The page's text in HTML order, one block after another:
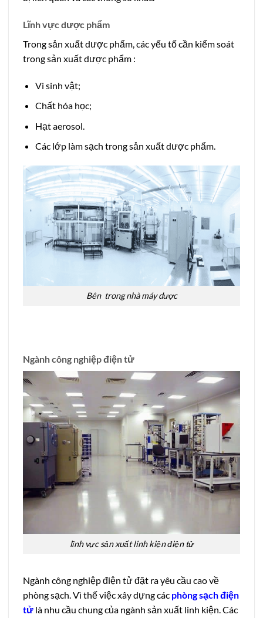
Lĩnh vực dược phẩm
Trong sản xuất dược phẩm, các yếu tố cần kiểm soát
trong sản xuất dược phẩm :
Vi sinh vật;
Chất hóa học;
Hạt aerosol.
Các lớp làm sạch trong sản xuất dược phẩm.
Bên trong nhà máy dược
Ngành công nghiệp điện tử
lĩnh vực sản xuất linh kiện điện tử
Ngành công nghiệp điện tử đặt ra yêu cầu cao về
phòng sạch. Vì thế việc xây dựng các phòng sạch điện
tử là nhu cầu chung của ngành sản xuất linh kiện. Các